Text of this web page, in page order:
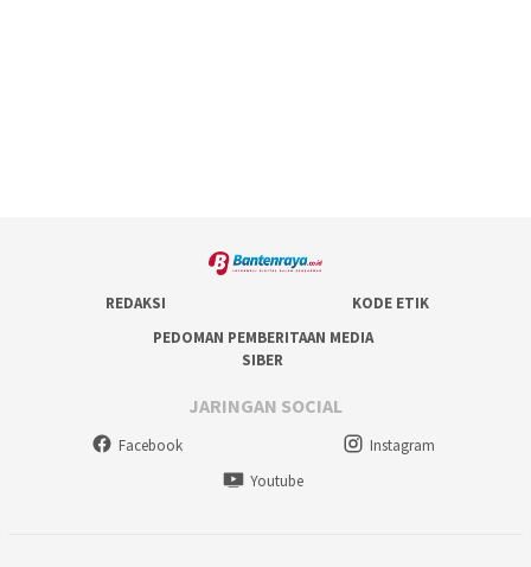
REDAKSI
KODE ETIK
PEDOMAN PEMBERITAAN MEDIA
SIBER
JARINGAN SOCIAL
Facebook
Instagram
Youtube